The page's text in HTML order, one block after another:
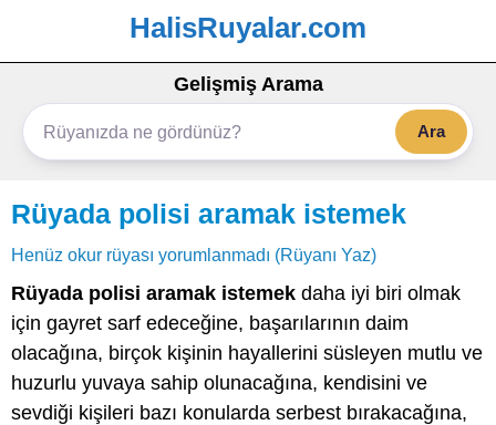
HalisRuyalar.com
Gelişmiş Arama
Ara
Rüyada polisi aramak istemek
Henüz okur rüyası yorumlanmadı (Rüyanı Yaz)
Rüyada polisi aramak istemek daha iyi biri olmak
için gayret sarf edeceğine, başarılarının daim
olacağına, birçok kişinin hayallerini süsleyen mutlu ve
huzurlu yuvaya sahip olunacağına, kendisini ve
sevdiği kişileri bazı konularda serbest bırakacağına,